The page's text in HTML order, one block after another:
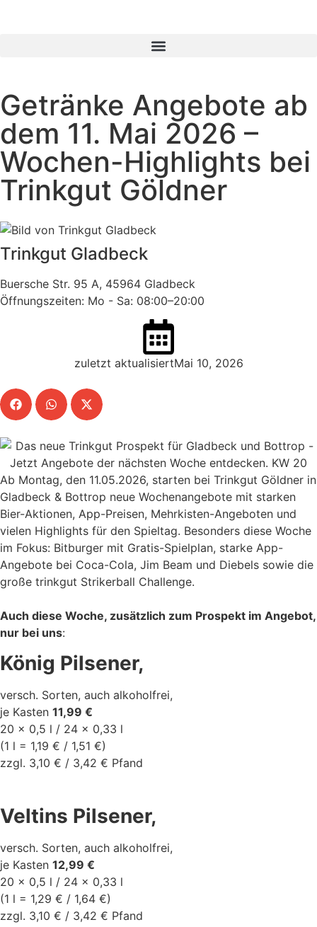
Getränke Angebote ab
dem 11. Mai 2026 –
Wochen-Highlights bei
Trinkgut Göldner
Trinkgut Gladbeck
Buersche Str. 95 A, 45964 Gladbeck
Öffnungszeiten: Mo - Sa: 08:00–20:00
zuletzt aktualisiertMai 10, 2026
Ab Montag, den 11.05.2026, starten bei Trinkgut Göldner in
Gladbeck & Bottrop neue Wochenangebote mit starken
Bier-Aktionen, App-Preisen, Mehrkisten-Angeboten und
vielen Highlights für den Spieltag. Besonders diese Woche
im Fokus: Bitburger mit Gratis-Spielplan, starke App-
Angebote bei Coca-Cola, Jim Beam und Diebels sowie die
große trinkgut Strikerball Challenge.
Auch diese Woche, zusätzlich zum Prospekt im Angebot,
nur bei uns:
König Pilsener,
versch. Sorten, auch alkoholfrei,
je Kasten 11,99 €
20 x 0,5 l / 24 x 0,33 l
(1 l = 1,19 € / 1,51 €)
zzgl. 3,10 € / 3,42 € Pfand
Veltins Pilsener,
versch. Sorten, auch alkoholfrei,
je Kasten 12,99 €
20 x 0,5 l / 24 x 0,33 l
(1 l = 1,29 € / 1,64 €)
zzgl. 3,10 € / 3,42 € Pfand